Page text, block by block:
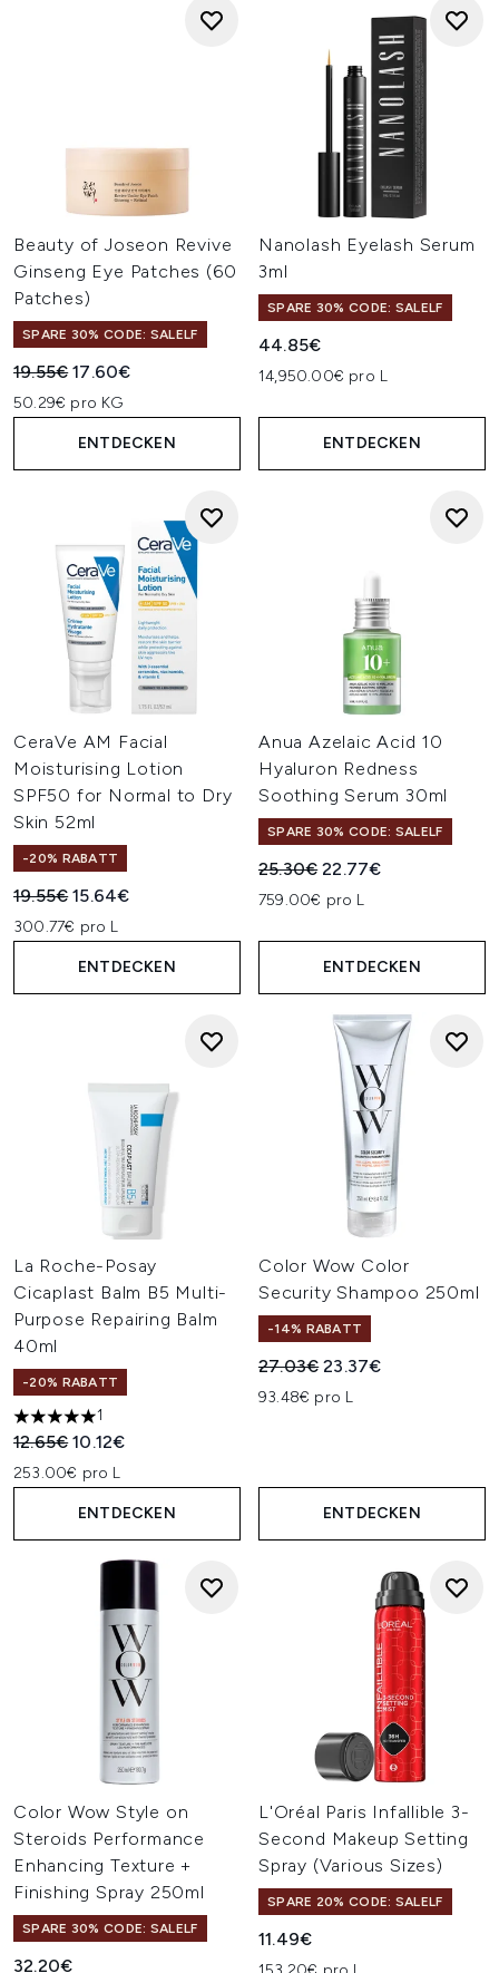
Beauty of Joseon Revive
Ginseng Eye Patches (60
Patches)
SPARE 30% CODE: SALELF
Unverbindliche Preisempfehlung:
19.55€Aktueller Preis:
17.60€
50.29€ pro KG
ENTDECKEN
Nanolash Eyelash Serum
3ml
SPARE 30% CODE: SALELF
44.85€
14,950.00€ pro L
ENTDECKEN
CeraVe AM Facial
Moisturising Lotion
SPF50 for Normal to Dry
Skin 52ml
-20% RABATT
Unverbindliche Preisempfehlung:
19.55€Aktueller Preis:
15.64€
300.77€ pro L
ENTDECKEN
Anua Azelaic Acid 10
Hyaluron Redness
Soothing Serum 30ml
SPARE 30% CODE: SALELF
Unverbindliche
25.30€Aktueller Preis:
22.77€
759.00€ pro L
ENTDECKEN
La Roche-Posay
Cicaplast Balm B5 Multi-
Purpose Repairing Balm
40ml
-20% RABATT
5 stars out of a maximum of 5
1
Unverbindliche Preisempfehlung:
12.65€Aktueller Preis:
10.12€
253.00€ pro L
ENTDECKEN
Color Wow Color
Security Shampoo 250ml
-14% RABATT
Unverbindliche
27.03€Aktueller Preis:
23.37€
93.48€ pro L
ENTDECKEN
Color Wow Style on
Steroids Performance
Enhancing Texture +
Finishing Spray 250ml
SPARE 30% CODE: SALELF
32.20€
L'Oréal Paris Infallible 3-
Second Makeup Setting
Spray (Various Sizes)
SPARE 20% CODE: SALELF
11.49€